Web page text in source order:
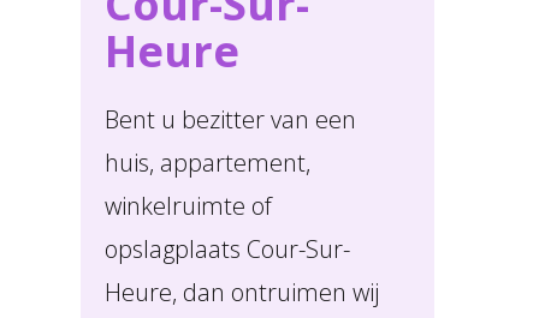
Heure
Bent u bezitter van een
huis, appartement,
winkelruimte of
opslagplaats Cour-Sur-
Heure, dan ontruimen wij